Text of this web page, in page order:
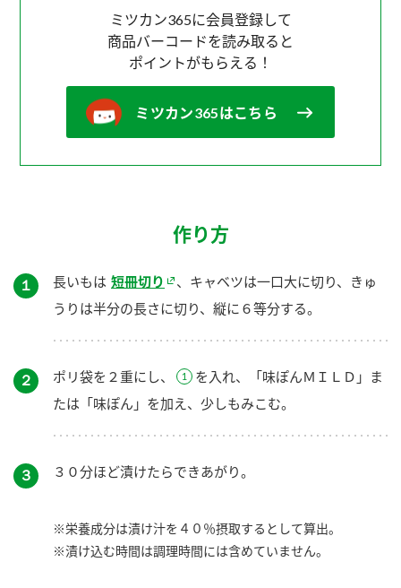
ミツカン365に会員登録して
商品バーコードを読み取ると
ポイントがもらえる！
ミツカン365はこちら
作り方
１ 長いもは 短冊切り
、キャベツは一口大に切り、きゅ
うりは半分の長さに切り、縦に６等分する。
２ ポリ袋を２重にし、
を入れ、「味ぽんＭＩＬＤ」ま
たは「味ぽん」を加え、少しもみこむ。
３ ３０分ほど漬けたらできあがり。
※栄養成分は漬け汁を４０％摂取するとして算出。
※漬け込む時間は調理時間には含めていません。